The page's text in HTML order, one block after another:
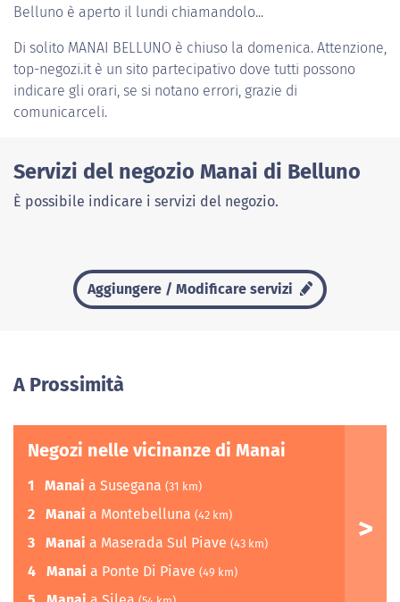
Belluno è aperto il lundi chiamandolo...
Di solito MANAI BELLUNO è chiuso la domenica. Attenzione,
top-negozi.it è un sito partecipativo dove tutti possono
indicare gli orari, se si notano errori, grazie di
comunicarceli.
Servizi del negozio Manai di Belluno
È possibile indicare i servizi del negozio.
Aggiungere / Modificare servizi
A Prossimità
Negozi nelle vicinanze di Manai
1 Manai a Susegana (31 km)
2 Manai a Montebelluna (42 km)
3 Manai a Maserada Sul Piave (43 km)
4 Manai a Ponte Di Piave (49 km)